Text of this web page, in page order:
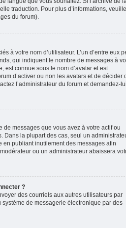
traduction. Pour plus d’informations,
du forum).
à votre nom d’utilisateur. L’un d’entre eux
qui indiquent le nombre de messages à
est connue sous le nom d’avatar et est
d’activer ou non les avatars et de décider
l’administrateur du forum et demandez-
de messages que vous avez à votre actif ou
Dans la plupart des cas, seul un
en publiant inutilement des messages afin
ou un administrateur abaissera
?
des courriels aux autres utilisateurs par
système de messagerie électronique par des